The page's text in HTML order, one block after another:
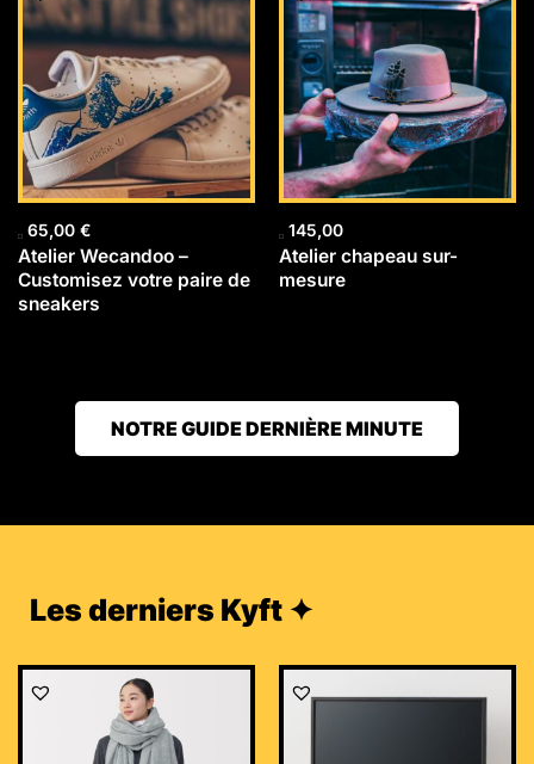
65,00 €
Atelier Wecandoo –
Customisez votre paire de
sneakers
145,00
Atelier chapeau sur-
mesure
NOTRE GUIDE DERNIÈRE MINUTE
Les derniers Kyft ✦